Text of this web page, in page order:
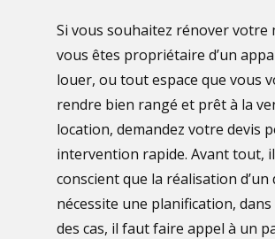
Si vous souhaitez rénover votre
vous êtes propriétaire d’un
louer, ou tout espace que vous
rendre bien rangé et prêt à la
location, demandez votre devis
intervention rapide. Avant tout,
conscient que la réalisation d’un
nécessite une planification,
des cas, il faut faire appel à un